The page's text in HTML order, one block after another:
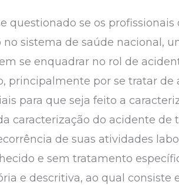
questionado se os
sistema de saúde nacional,
se enquadrar no rol de
principalmente por se tratar de
para que seja feito a
caracterização do acidente de
de suas atividades
e sem tratamento
e descritiva, ao qual consiste